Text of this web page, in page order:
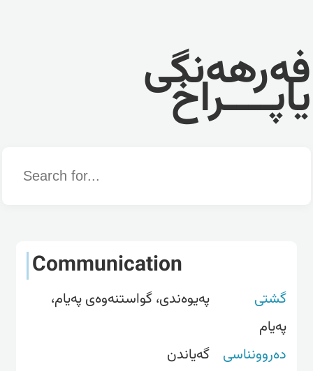
فەرهەنگی
یاپــــراخ
Word
Communication
گشتی
پەیوەندی، گواستنەوەى پەیام،
پەیام
دەروونناسی
گەیاندن